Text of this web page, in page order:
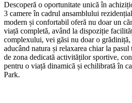
Descoperă o oportunitate unică în
3 camere în cadrul ansamblului
modern și confortabil oferă nu doar un
viață completă, având la dispoziție
complexului, vei găsi nu doar o grădiniță,
aducând natura și relaxarea chiar la
de zona dedicată activităților sportive,
pentru o viață dinamică și echilibrată în
Park.